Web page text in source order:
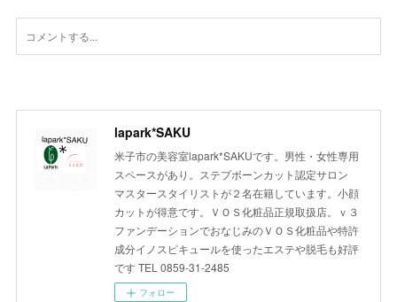
lapark*SAKU
米子市の美容室lapark*SAKUです。男性・女性専用
スペースがあり。ステプボーンカット認定サロン
マスタースタイリストが２名在籍しています。小顔
カットが得意です。ＶＯＳ化粧品正規取扱店。ｖ３
ファンデーションでおなじみのＶＯＳ化粧品や特許
成分イノスピキュールを使ったエステや脱毛も好評
です TEL 0859-31-2485
フォロー